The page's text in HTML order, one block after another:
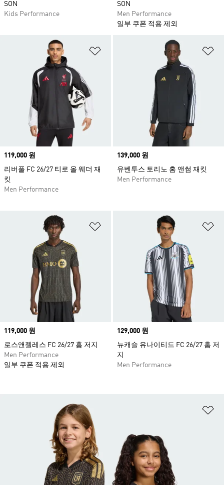
SON
Kids Performance
SON
Men Performance
일부 쿠폰 적용 제외
Price
119,000 원
리버풀 FC 26/27 티로 올 웨더 재
킷
Men Performance
Price
139,000 원
유벤투스 토리노 홈 앤썸 재킷
Men Performance
위시리스트 담기
Price
119,000 원
로스앤젤레스 FC 26/27 홈 저지
Men Performance
일부 쿠폰 적용 제외
Price
129,000 원
뉴캐슬 유나이티드 FC 26/27 홈 저
지
Men Performance